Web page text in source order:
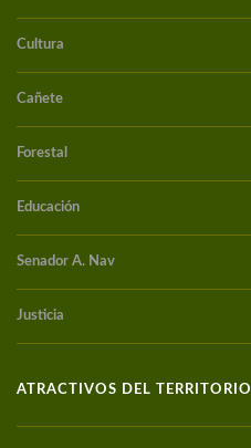
Cultura
Cañete
Forestal
Educación
Senador A. Nav
Justicia
ATRACTIVOS DEL TERRITORIO